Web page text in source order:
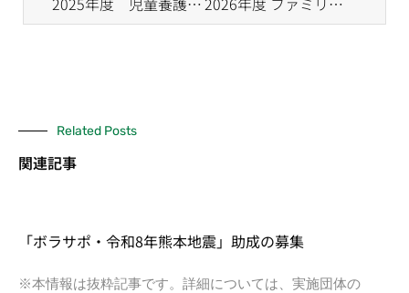
Related Posts
関連記事
「ボラサポ・令和8年熊本地震」助成の募集
※本情報は抜粋記事です。詳細については、実施団体の